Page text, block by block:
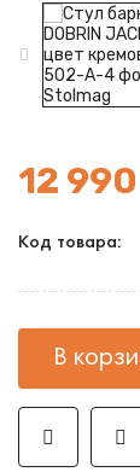
12
Код товара:
В